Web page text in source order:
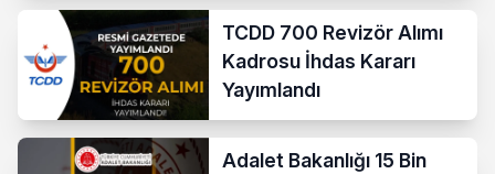
TCDD 700 Revizör Alımı
Kadrosu İhdas Kararı
Yayımlandı
Adalet Bakanlığı 15 Bin